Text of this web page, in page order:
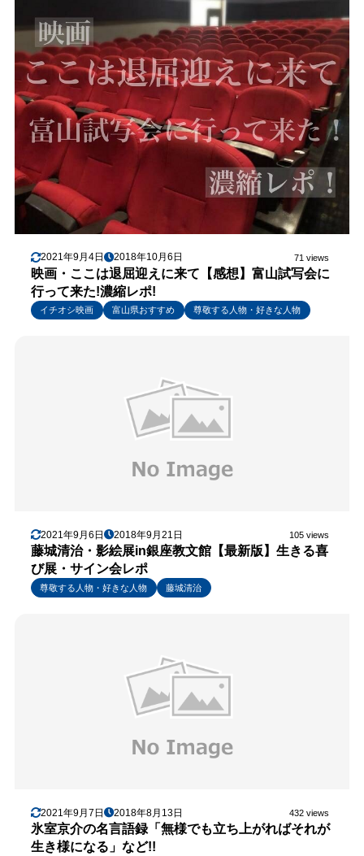
2021年9月4日 2018年10月6日 71 views
映画・ここは退屈迎えに来て【感想】富山試写会に
行って来た!濃縮レポ!
イチオシ映画 富山県おすすめ 尊敬する人物・好きな人物
2021年9月6日 2018年9月21日 105 views
藤城清治・影絵展in銀座教文館【最新版】生きる喜
び展・サイン会レポ
尊敬する人物・好きな人物 藤城清治
2021年9月7日 2018年8月13日 432 views
氷室京介の名言語録「無様でも立ち上がればそれが
生き様になる」など!!